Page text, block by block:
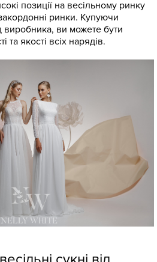
позиції на весільному ринку
ринки. Купуючи
виробника, ви можете бути
та якості всіх нарядів.